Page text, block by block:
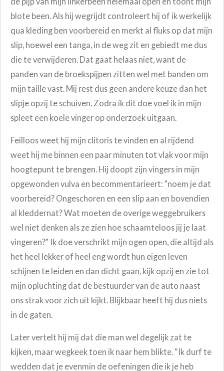
blote been. Als hij wegrijdt controleert hij of ik werkelijk
qua kleding ben voorbereid en merkt al fluks op dat mijn
slip, hoewel een tanga, in de weg zit en gebiedt me dus
die te verwijderen. Dat gaat helaas niet, want de
panden van de broekspijpen zitten wel met banden om
mijn taille vast. Mij rest dus geen andere keuze dan het
slipje opzij te schuiven. Zodra ik dit doe voel ik in mijn
spleet een koele vinger op onderzoek uitgaan.
Feilloos weet hij mijn clitoris te vinden en al rijdend
weet hij me binnen een paar minuten tot vlak voor mijn
hoogtepunt te brengen. Hij doopt zijn vingers in mijn
opgewonden vulva en becommentarieert: ”noem je dat
voorbereid? Ongeschoren en een slip aan en bovendien
al kleddernat? Wat moeten de overige weggebruikers
wel niet denken als ze zien hoe schaamteloos jij je laat
vingeren?” Ik doe verschrikt mijn ogen open, die altijd als
het heel lekker of heel eng wordt hun eigen leven
schijnen te leiden en dan dicht gaan, kijk opzij en zie tot
mijn opluchting dat de bestuurder van de auto naast
ons strak voor zich uit kijkt. Blijkbaar heeft hij dus niets
in de gaten.
Later vertelt hij mij dat die man wel degelijk zat te
kijken, maar wegkeek toen ik naar hem blikte. “Ik durf te
wedden dat je evenmin de oefeningen die ik je heb